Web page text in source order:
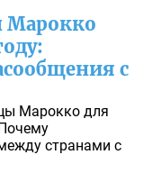
Марокко
с
Марокко для
странами с